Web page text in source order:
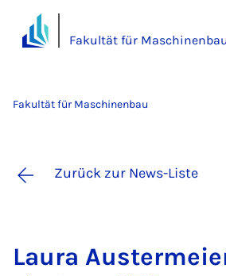
Fakultät für Maschinenbau
Fakultät für Maschinenbau
Zurück zur News-Liste
Lau­ra